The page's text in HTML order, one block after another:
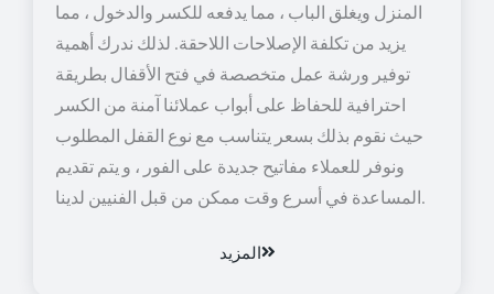
المنزل ويغلق الباب ، مما يدفعه للكسر والدخول ، مما
يزيد من تكلفة الإصلاحات اللاحقة. لذلك ندرك أهمية
توفير ورشة عمل متخصصة في فتح الأقفال بطريقة
احترافية للحفاظ على أبواب عملائنا آمنة من الكسر
حيث نقوم بذلك بسعر يتناسب مع نوع القفل المطلوب
ونوفر للعملاء مفاتيح جديدة على الفور ، و يتم تقديم
المساعدة في أسرع وقت ممكن من قبل الفنيين لدينا.
المزيد